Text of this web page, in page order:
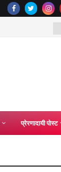
प्रेरणादायी पोस्ट